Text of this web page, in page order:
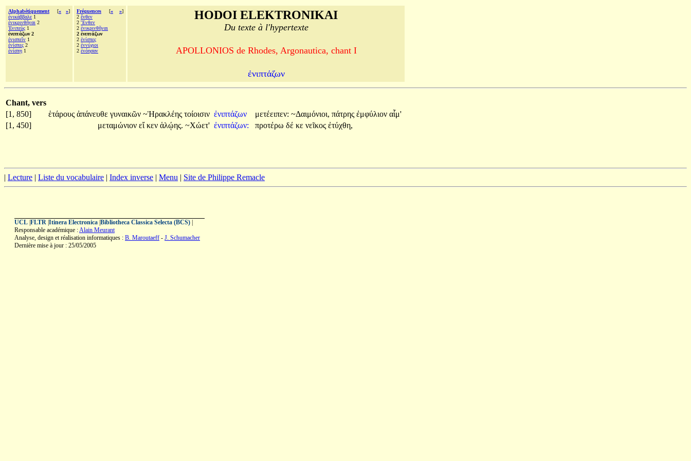
Alphabétiquement [« »]
ἐνικάββαλε 1
ἐνικρινθῆναι 2
Ἐνιπεὺς 1
ἐνιπτάζων 2
ἐνισπεῖν 1
ἐνίσπες 2
ἐνίσπῃ 1
Fréquences [« »]
2 ἔνθεν
2 Ἔνθεν
2 ἐνικρινθῆναι
2 ἐνιπτάζων
2 ἐνίσπες
2 ἐννύχιοι
2 ἐνόησαν
HODOI ELEKTRONIKAI
Du texte à l'hypertexte
APOLLONIOS de Rhodes, Argonautica, chant I
ἐνιπτάζων
Chant, vers
[1, 850]
ἑτάρους ἀπάνευθε γυναικῶν ~Ἡρακλέης τοίοισιν ἐνιπτάζων μετέειπεν: ~Δαιμόνιοι, πάτρης ἐμφύλιον αἷμ'
[1, 450]
μεταμώνιον εἴκεν ἁλῴης. ~Χώετ' ἐνιπτάζων: προτέρω δέ κε νεῖκος ἐτύχθη,
| Lecture | Liste du vocabulaire | Index inverse | Menu | Site de Philippe Remacle
UCL FLTR Itinera Electronica Bibliotheca Classica Selecta (BCS)
Responsable académique :Alain Meurant
Analyse, design et réalisation informatiques : B. Maroutaeff - J. Schumacher
Dernière mise à jour : 25/05/2005